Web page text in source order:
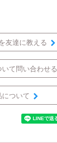
友達に教える
いて問い合わせる
について